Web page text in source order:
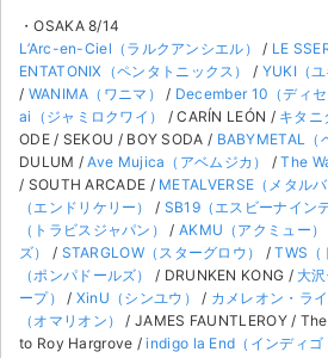
・OSAKA 8/14
L’Arc-en-Ciel（ラルクアンシエル）
/ LE
ENTATONIX（ペンタトニックス）
/ YUKI（
/ WANIMA（ワニマ） / December 10（ディセ
ai（ジャミロクワイ）
/ CARÍN LEÓN / キタニ
ODE / SEKOU / BOY SODA / BABYMETAL（
DULUM /Ave Mujica（アベムジカ） /The
/ SOUTH ARCADE / METALVERSE（メタルバ
（エンドリケリー）
/ SB19（エスビーナイン
（トラビスジャパン）
/ AKMU（アクミュー）
ズ）
/ STARGLOW（スターグロウ） /TWS（
（ポンパドールズ）
/ DRUNKEN KONG / 大
ープ）
/ XinU（シンユウ） / カメレオン・ラ
（オマリオン）
/ JAMES FAUNTLEROY /
to Roy Hargrove /indigo la End（インディゴ